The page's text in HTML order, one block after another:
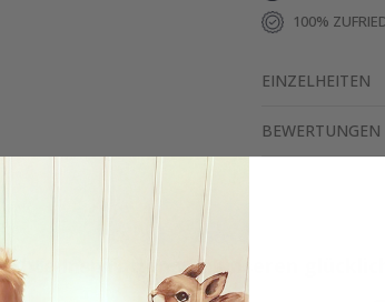
100%
EINZELHEITEN
BEWERTUNGEN
Inspiration von unseren